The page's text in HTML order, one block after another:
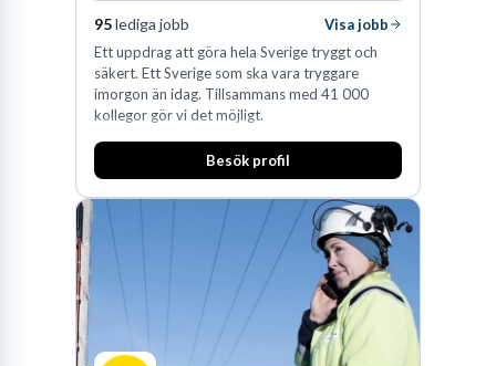
95lediga jobb
Visa jobb
Ett uppdrag att göra hela Sverige tryggt och
säkert. Ett Sverige som ska vara tryggare
imorgon än idag. Tillsammans med 41 000
kollegor gör vi det möjligt.
Besök profil